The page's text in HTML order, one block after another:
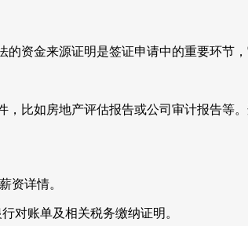
资金来源证明是签证申请中的重要环节
比如房地产评估报告或公司审计报告等
资详情。
对账单及相关税务缴纳证明。